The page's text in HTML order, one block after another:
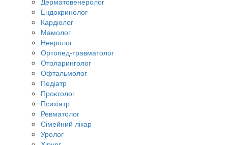
Ендокринолог
Кардіолог
Мамолог
Невролог
Ортопед-травматолог
Отоларинголог
Офтальмолог
Педіатр
Проктолог
Психіатр
Ревматолог
Сімейний лікар
Уролог